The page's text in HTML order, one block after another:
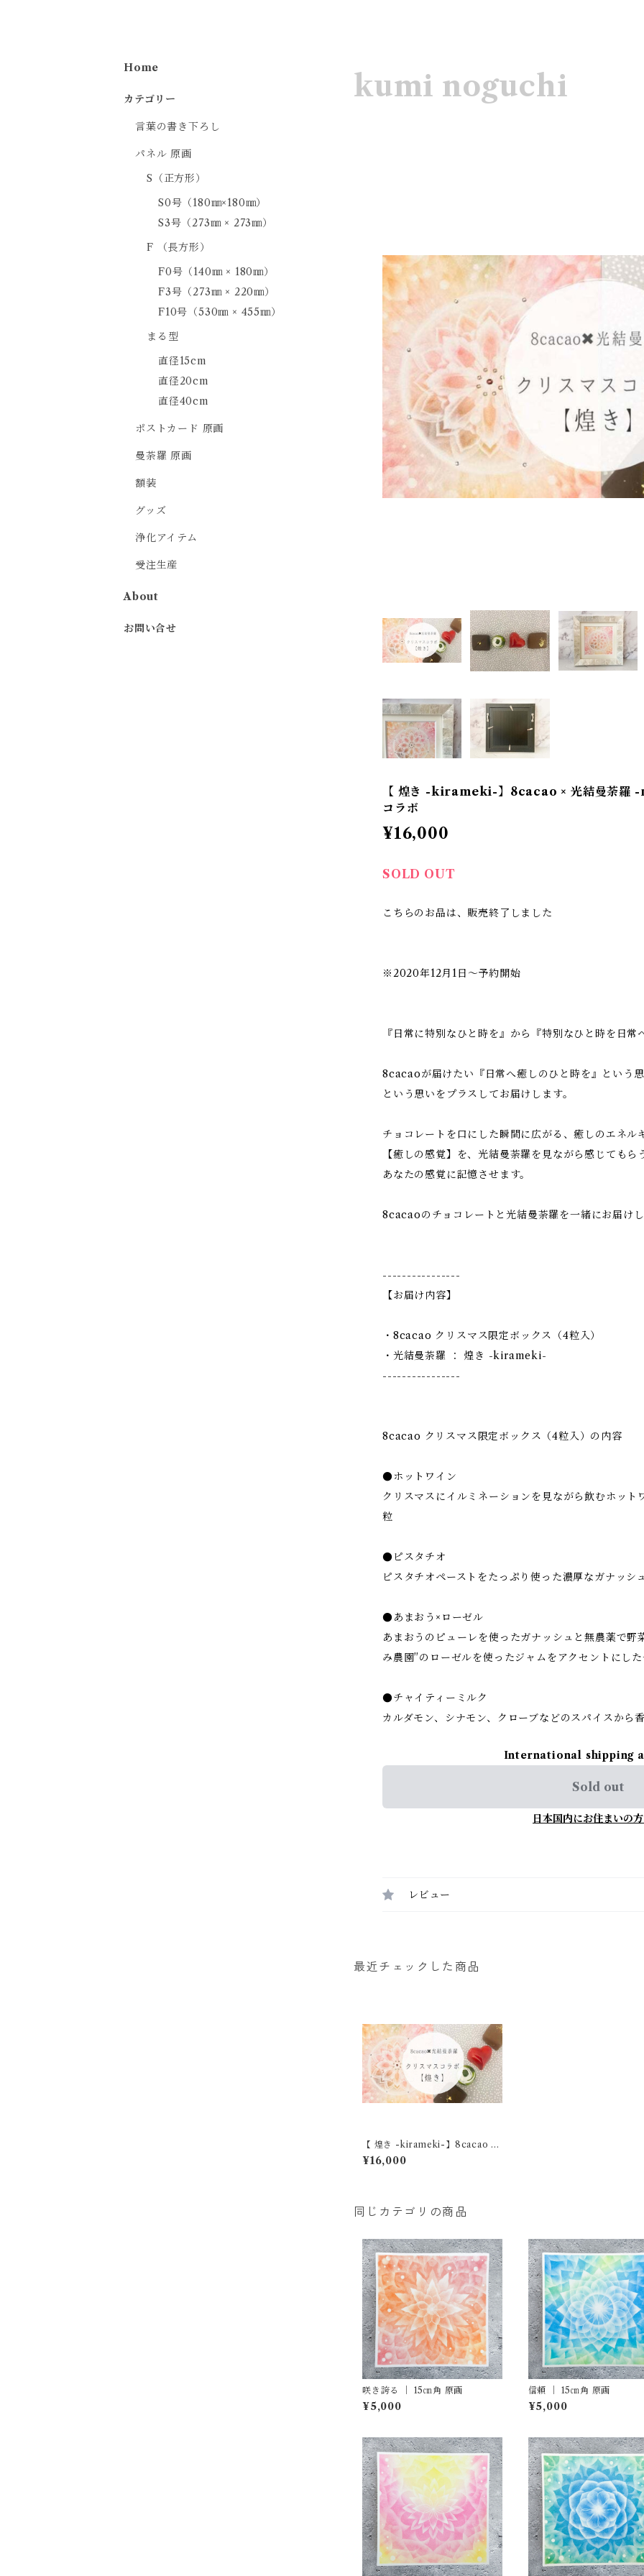
kumi noguchi
【 煌き -kirameki-】8cacao × 光結曼荼羅
コラボ
¥16,000
SOLD OUT
こちらのお品は、販売終了しました
※2020年12月1日〜予約開始
『日常に特別なひと時を』から『特別なひと時を日常
8cacaoが届けたい『日常へ癒しのひと時を』という
という思いをプラスしてお届けします。
チョコレートを口にした瞬間に広がる、癒しのエネル
【癒しの感覚】を、光結曼荼羅を見ながら感じても
あなたの感覚に記憶させます。
8cacaoのチョコレートと光結曼荼羅を一緒にお届けし
----------------
【お届け内容】
・8cacao クリスマス限定ボックス（4粒入）
・光結曼荼羅 ： 煌き -kirameki-
----------------
8cacao クリスマス限定ボックス（4粒入）の内容
●ホットワイン
クリスマスにイルミネーションを見ながら飲むホット
粒
●ピスタチオ
ピスタチオペーストをたっぷり使った濃厚なガナッシ
●あまおう×ローゼル
あまおうのピューレを使ったガナッシュと無農薬で野
み農園″のローゼルを使ったジャムをアクセントにした
●チャイティーミルク
カルダモン、シナモン、クローブなどのスパイスから
International shipping
Sold out
日本国内にお住まいの
レビュー
最近チェックした商品
【 煌き -kirameki-】8cacao ×
光結曼荼羅 -miyui mandala- ク
リスマスコラボ
¥16,000
同じカテゴリの商品
咲き誇る ｜ 15㎝角 原画
¥5,000
信頼 ｜ 15㎝角 原画
¥5,000
Home
カテゴリー
言葉の書き下ろし
パネル 原画
S（正方形）
S0号（180㎜×180㎜）
S3号（273㎜ × 273㎜）
F （長方形）
F0号（140㎜ × 180㎜）
F3号（273㎜ × 220㎜）
F10号（530㎜ × 455㎜）
まる型
直径15cm
直径20cm
直径40cm
ポストカード 原画
曼荼羅 原画
額装
グッズ
浄化アイテム
受注生産
About
お問い合せ